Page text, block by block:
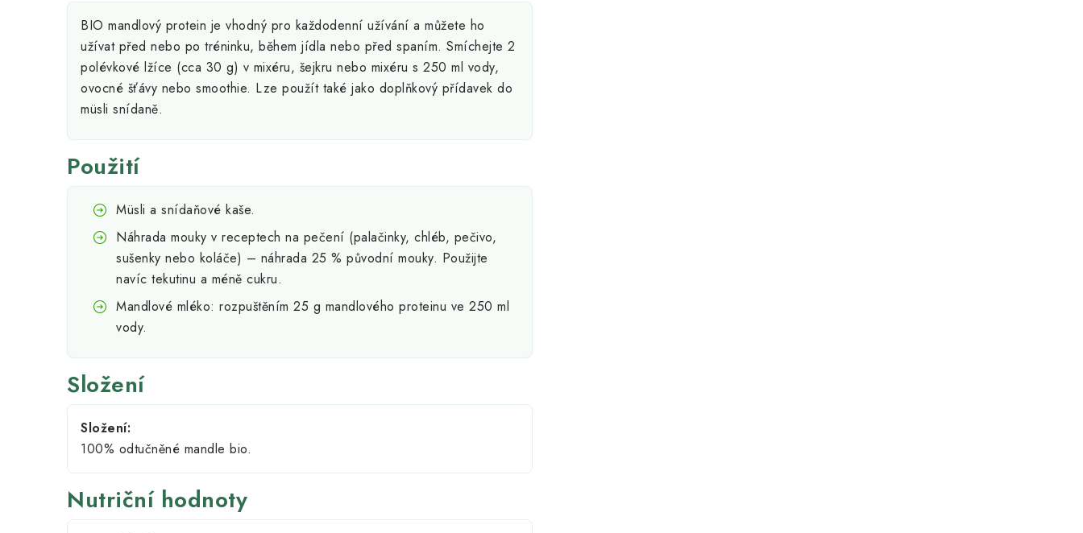
BIO mandlový protein je vhodný pro každodenní užívání a můžete ho
užívat před nebo po tréninku, během jídla nebo před spaním. Smíchejte 2
polévkové lžíce (cca 30 g) v mixéru, šejkru nebo mixéru s 250 ml vody,
ovocné šťávy nebo smoothie. Lze použít také jako doplňkový přídavek do
müsli snídaně.
Použití
Müsli a snídaňové kaše.
Náhrada mouky v receptech na pečení (palačinky, chléb, pečivo,
sušenky nebo koláče) – náhrada 25 % původní mouky. Použijte
navíc tekutinu a méně cukru.
Mandlové mléko: rozpuštěním 25 g mandlového proteinu ve 250 ml
vody.
Složení
Složení:
100% odtučněné mandle bio.
Nutriční hodnoty